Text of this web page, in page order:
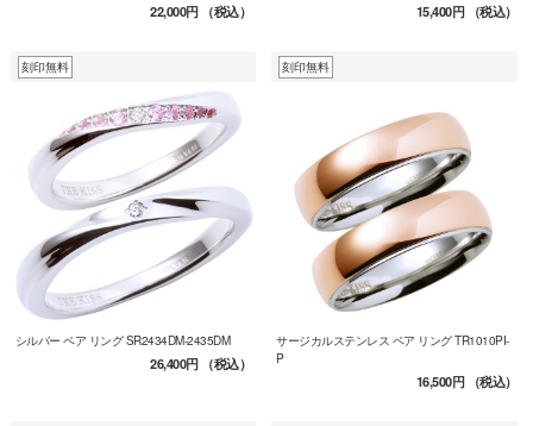
22,000円（税込） 15,400円（税込）
刻印無料
シルバー ペア リング SR2434DM-2435DM
26,400円（税込）
刻印無料
サージカルステンレス ペア リング TR1010PI-
P
16,500円（税込）